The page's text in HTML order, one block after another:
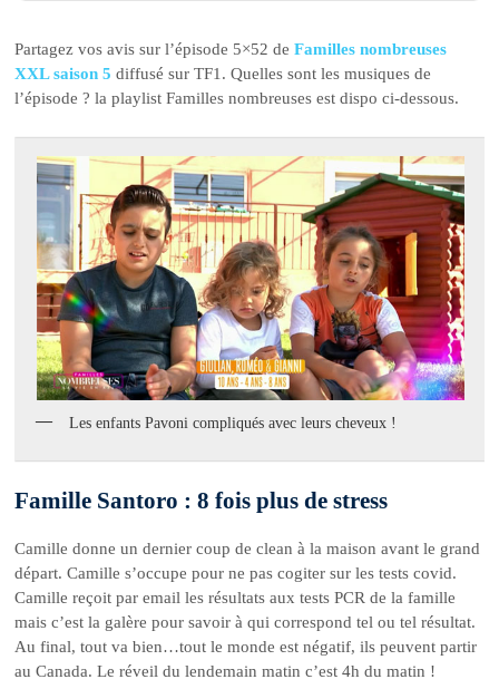
Partagez vos avis sur l’épisode 5×52 deFamilles nombreuses
XXL saison 5 diffusé sur TF1. Quelles sont les musiques de
l’épisode ? la playlist Familles nombreuses est dispo ci-dessous.
Les enfants Pavoni compliqués avec leurs cheveux !
Famille Santoro : 8 fois plus de stress
Camille donne un dernier coup de clean à la maison avant le grand
départ. Camille s’occupe pour ne pas cogiter sur les tests covid.
Camille reçoit par email les résultats aux tests PCR de la famille
mais c’est la galère pour savoir à qui correspond tel ou tel résultat.
Au final, tout va bien…tout le monde est négatif, ils peuvent partir
au Canada. Le réveil du lendemain matin c’est 4h du matin !